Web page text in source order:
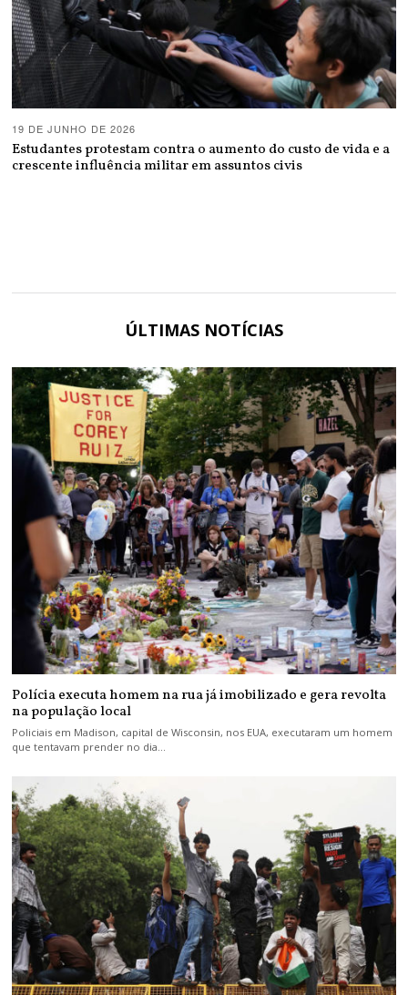
19 DE JUNHO DE 2026
Estudantes protestam contra o aumento do custo de vida e a
crescente influência militar em assuntos civis
ÚLTIMAS NOTÍCIAS
Polícia executa homem na rua já imobilizado e gera revolta
na população local
Policiais em Madison, capital de Wisconsin, nos EUA, executaram um homem
que tentavam prender no dia…